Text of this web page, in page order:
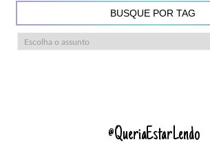
BUSQUE POR TAG
@QueriaEstarLendo